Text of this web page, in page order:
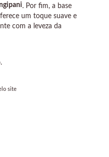
. Por fim, a base
um toque suave e
com a leveza da
site